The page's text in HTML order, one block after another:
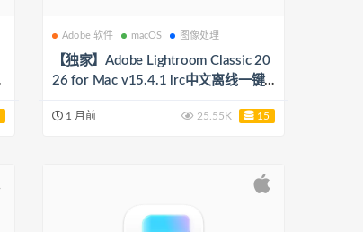
Adobe 软件 macOS 图像处理
【独家】Adobe Lightroom Classic 20
26 for Mac v15.4.1 lrc中文离线一键
用）1 月前 25.55K 15